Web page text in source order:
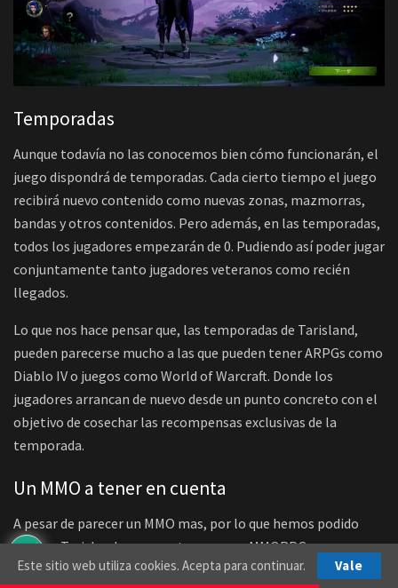
Temporadas
Aunque todavía no las conocemos bien cómo funcionarán, el
juego dispondrá de temporadas. Cada cierto tiempo el juego
recibirá nuevo contenido como nuevas zonas, mazmorras,
bandas y otros contenidos. Pero además, en las temporadas,
todos los jugadores empezarán de 0. Pudiendo así poder jugar
conjuntamente tanto jugadores veteranos como recién
llegados.
Lo que nos hace pensar que, las temporadas de Tarisland,
pueden parecerse mucho a las que pueden tener ARPGs como
Diablo IV o juegos como World of Warcraft. Donde los
jugadores arrancan de nuevo desde un punto concreto con el
objetivo de cosechar las recompensas exclusivas de la
temporada.
Un MMO a tener en cuenta
A pesar de parecer un MMO mas, por lo que hemos podido
probar, Tarisland se presenta como un MMORPG muy
completo y muy pulido. Un juego gratuito que puede dar
Este sitio web utiliza cookies. Acepta para continuar. Vale